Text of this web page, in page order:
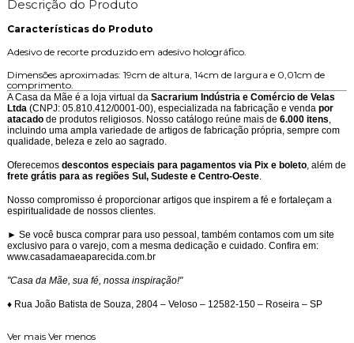
Descrição do Produto
Características do Produto
Adesivo de recorte produzido em adesivo holográfico.
Dimensões aproximadas: 19cm de altura, 14cm de largura e 0,01cm de
comprimento.
A Casa da Mãe é a loja virtual da Sacrarium Indústria e Comércio de Velas
Ltda (CNPJ: 05.810.412/0001-00), especializada na fabricação e venda por
atacadode produtos religiosos. Nosso catálogo reúne mais de 6.000 itens
incluindo uma ampla variedade de artigos de fabricação própria, sempre com
qualidade, beleza e zelo ao sagrado.
Oferecemos descontos especiais para pagamentos via Pix e boleto, além de
frete grátis para as regiões Sul, Sudeste e Centro-Oeste.
Nosso compromisso é proporcionar artigos que inspirem a fé e fortaleçam a
espiritualidade de nossos clientes.
► Se você busca comprar para uso pessoal, também contamos com um site
exclusivo para o varejo, com a mesma dedicação e cuidado. Confira em:
www.casadamaeaparecida.com.br
"Casa da Mãe, sua fé, nossa inspiração!"
♦ Rua João Batista de Souza, 2804 – Veloso – 12582-150 – Roseira – SP
Ver mais Ver menos